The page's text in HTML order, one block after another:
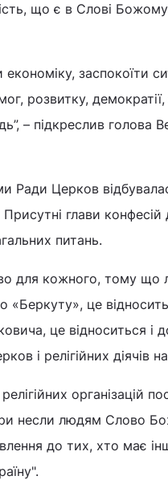
що є в Слові Божому
заспокоїти
розвитку,
– підкреслив голова
Ради Церков
глави
питань.
для кожного, тому що
«Беркуту», це
це відноситься і
і релігійних діячів
організацій
несли людям Слово
до тих, хто має